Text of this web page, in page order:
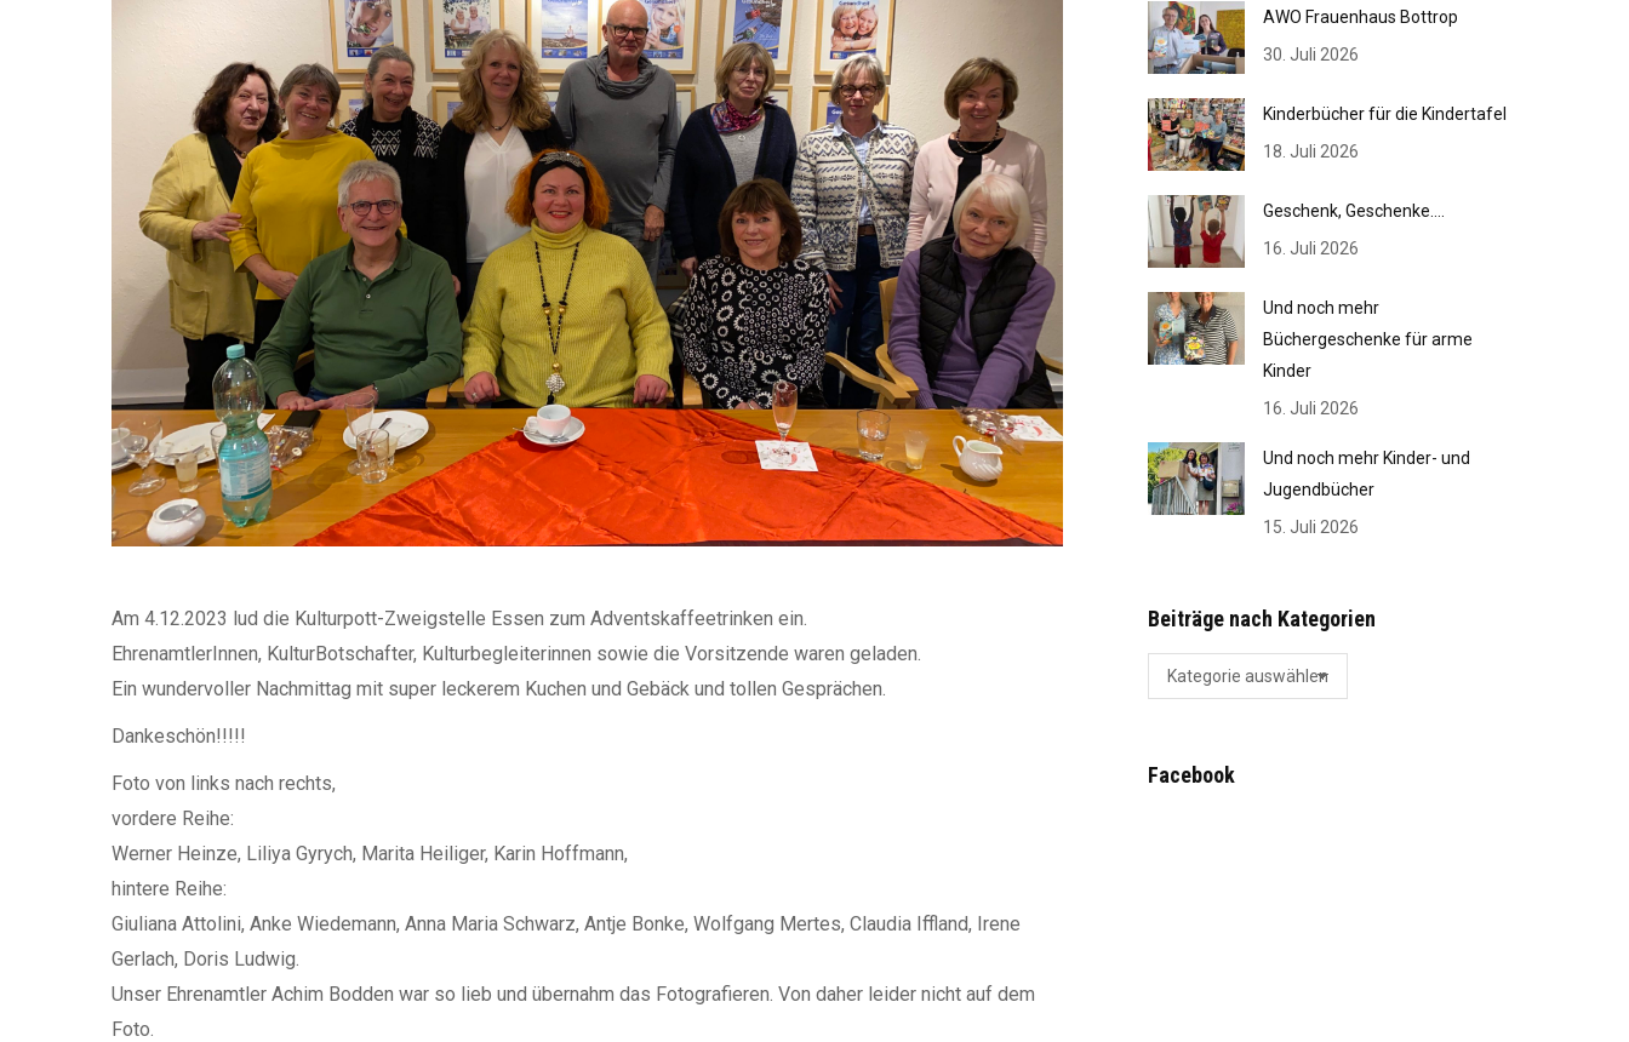
Am 4.12.2023 lud die Kulturpott-Zweigstelle Essen zum Adventskaffeetrinken ein.
EhrenamtlerInnen, KulturBotschafter, Kulturbegleiterinnen sowie die Vorsitzende waren geladen.
Ein wundervoller Nachmittag mit super leckerem Kuchen und Gebäck und tollen Gesprächen.
Dankeschön!!!!!
Foto von links nach rechts,
vordere Reihe:
Werner Heinze, Liliya Gyrych, Marita Heiliger, Karin Hoffmann,
hintere Reihe:
Giuliana Attolini, Anke Wiedemann, Anna Maria Schwarz, Antje Bonke, Wolfgang Mertes, Claudia Iffland, Irene
Gerlach, Doris Ludwig.
Unser Ehrenamtler Achim Bodden war so lieb und übernahm das Fotografieren. Von daher leider nicht auf dem
Foto.
AWO Frauenhaus Bottrop
30. Juli 2026
Kinderbücher für die Kindertafel
18. Juli 2026
Geschenk, Geschenke….
16. Juli 2026
Und noch mehr
Büchergeschenke für arme
Kinder
16. Juli 2026
Und noch mehr Kinder- und
Jugendbücher
15. Juli 2026
Beiträge nach Kategorien
Beiträge
nach
Facebook